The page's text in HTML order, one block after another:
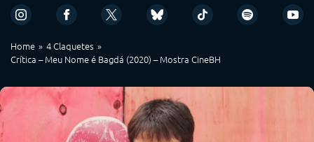
Home
4 Claquetes
Crítica – Meu Nome é Bagdá (2020) – Mostra CineBH